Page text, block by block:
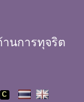
นการทุจริต